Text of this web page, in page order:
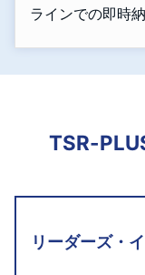
ラインでの即時
TSR-
リーダーズ・